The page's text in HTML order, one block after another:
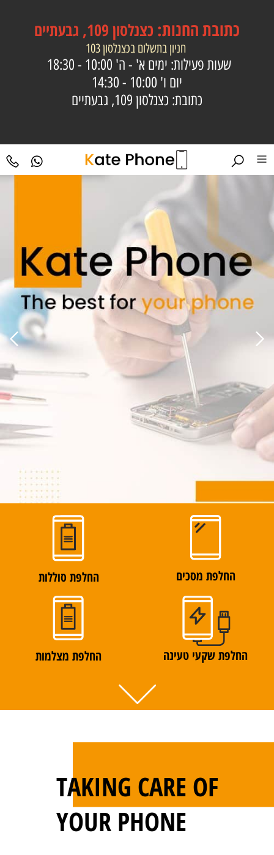
כתובתהחנות: כצנלסון 109, גבעתיים
חניון בתשלום בכצנלסון 103
שעות פעילות: ימים א' - ה' 10:00 - 18:30
יום ו' 10:00 - 14:30
כתובת: כצנלסון 109, גבעתיים
החלפת מסכים החלפת סוללות
החלפת שקעי טעינה החלפת מצלמות
TAKING CARE OF
YOUR PHONE